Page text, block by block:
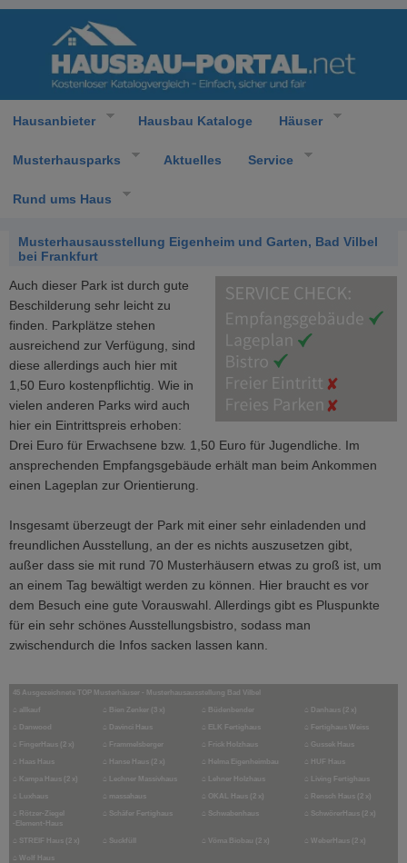
Hausanbieter Hausbau Kataloge Häuser
Musterhausparks Aktuelles Service
Rund ums Haus
Musterhausausstellung Eigenheim und Garten, Bad Vilbel
bei Frankfurt
Auch dieser Park ist durch gute
Beschilderung sehr leicht zu
finden. Parkplätze stehen
ausreichend zur Verfügung, sind
diese allerdings auch hier mit
1,50 Euro kostenpflichtig. Wie in
vielen anderen Parks wird auch
hier ein Eintrittspreis erhoben:
Drei Euro für Erwachsene bzw. 1,50 Euro für Jugendliche. Im
ansprechenden Empfangsgebäude erhält man beim Ankommen
einen Lageplan zur Orientierung.
Insgesamt überzeugt der Park mit einer sehr einladenden und
freundlichen Ausstellung, an der es nichts auszusetzen gibt,
außer dass sie mit rund 70 Musterhäusern etwas zu groß ist, um
an einem Tag bewältigt werden zu können. Hier braucht es vor
dem Besuch eine gute Vorauswahl. Allerdings gibt es Pluspunkte
für ein sehr schönes Ausstellungsbistro, sodass man
zwischendurch die Infos sacken lassen kann.
45 Ausgezeichnete TOP Musterhäuser - Musterhausausstellung Bad Vilbel
⌂ allkauf ⌂ Bien Zenker (3 x) ⌂ Büdenbender ⌂ Danhaus (2 x)
⌂ Danwood ⌂ Davinci Haus ⌂ ELK Fertighaus ⌂ Fertighaus Weiss
⌂ FingerHaus (2 x) ⌂ Frammelsberger ⌂ Frick Holzhaus ⌂ Gussek Haus
⌂ Haas Haus ⌂ Hanse Haus (2 x) ⌂ Helma Eigenheimbau ⌂ HUF Haus
⌂ Kampa Haus (2 x) ⌂ Lechner Massivhaus ⌂ Lehner Holzhaus ⌂ Living Fertighaus
⌂ Luxhaus ⌂ massahaus ⌂ OKAL Haus (2 x) ⌂ Rensch Haus (2 x)
⌂ Rötzer-Ziegel
-Element-Haus
⌂ Schäfer Fertighaus ⌂ Schwabenhaus ⌂ SchwörerHaus (2 x)
⌂ STREIF Haus (2 x) ⌂ Suckfüll ⌂ Vöma Biobau (2 x) ⌂ WeberHaus (2 x)
⌂ Wolf Haus